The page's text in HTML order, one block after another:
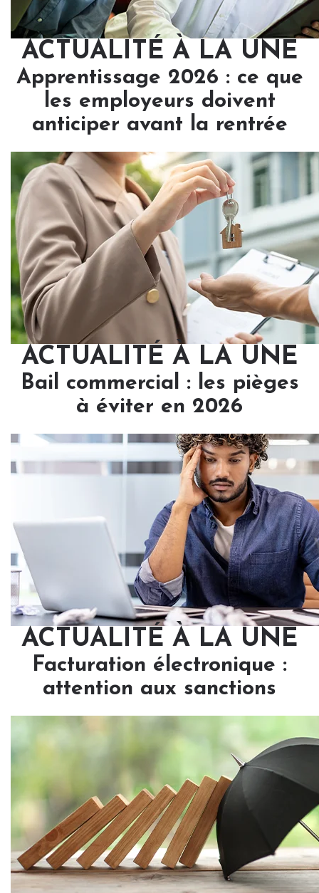
ACTUALITÉ À LA UNE
Apprentissage 2026 : ce que
les employeurs doivent
anticiper avant la rentrée
ACTUALITÉ À LA UNE
Bail commercial : les pièges
à éviter en 2026
ACTUALITÉ À LA UNE
Facturation électronique :
attention aux sanctions